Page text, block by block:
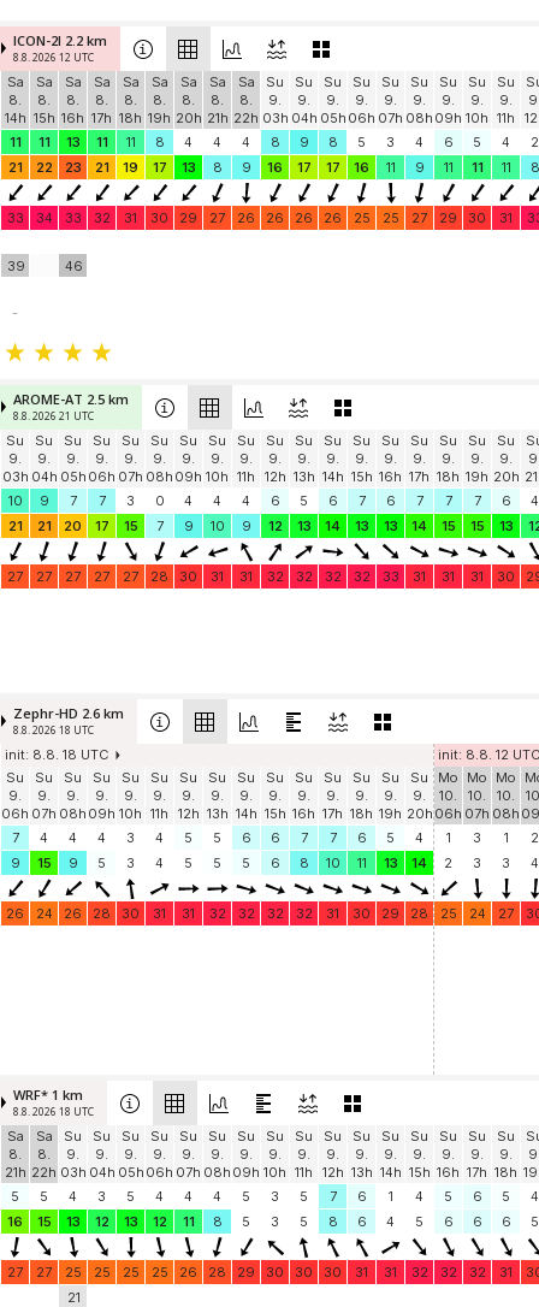
ICON-2I 2.2 km
8.8. 2026 12 UTC
Sa
8.
14h
Sa
8.
15h
Sa
8.
16h
Sa
8.
17h
Sa
8.
18h
Sa
8.
19h
Sa
8.
20h
Sa
8.
21h
Sa
8.
22h
Su
9.
03h
Su
9.
04h
Su
9.
05h
Su
9.
06h
Su
9.
07h
Su
9.
08h
Su
9.
09h
Su
9.
10h
Su
9.
11h
11
11 13 11 11 8 4 4 4 8 9 8 5 3 4 6 5 4
2
21
22 23 21 19 17 13 8 9 16 17 17 16 11 9 11 11 11 8
33 34 33 32 31 30 29 27 26 26 26 26 25 25 27 29 30 31
39 46
-
AROME-AT 2.5 km
8.8. 2026 21 UTC
Su
9.
03h
Su
9.
04h
Su
9.
05h
Su
9.
06h
Su
9.
07h
Su
9.
08h
Su
9.
09h
Su
9.
10h
Su
9.
11h
Su
9.
12h
Su
9.
13h
Su
9.
14h
Su
9.
15h
Su
9.
16h
Su
9.
17h
Su
9.
18h
Su
9.
19h
Su
9.
20h
10
9 7 7 3 0 4 4 4 6 5 6 7 6 7 7 7 6
4
21
21 20 17 15 7 9 10 9 12 13 14 13 13 14 15 15 13
27 27 27 27 27 28 30 31 31 32 32 32 32 33 31 31 31 30
Zephr-HD 2.6 km
8.8. 2026 18 UTC
init: 8.8. 18 UTC
init: 8.8. 12 UTC
Su
9.
06h
Su
9.
07h
Su
9.
08h
Su
9.
09h
Su
9.
10h
Su
9.
11h
Su
9.
12h
Su
9.
13h
Su
9.
14h
Su
9.
15h
Su
9.
16h
Su
9.
17h
Su
9.
18h
Su
9.
19h
Su
9.
20h
Mo
10.
06h
Mo
10.
07h
Mo
10.
08h
7
4 4 4 3 4 5 5 6 6 7 7 6 5 4 1 3 1
2
9
15 9 5 3 4 5 5 5 6 8 10 11 13 14 2 3 3 4
26 24 26 28 30 31 31 32 32 32 32 31 30 29 28 25 24 27
WRF* 1 km
8.8. 2026 18 UTC
Sa
8.
21h
Sa
8.
22h
Su
9.
03h
Su
9.
04h
Su
9.
05h
Su
9.
06h
Su
9.
07h
Su
9.
08h
Su
9.
09h
Su
9.
10h
Su
9.
11h
Su
9.
12h
Su
9.
13h
Su
9.
14h
Su
9.
15h
Su
9.
16h
Su
9.
17h
Su
9.
18h
5
5 4 3 5 4 4 4 5 3 5 7 6 1 4 5 6 5
4
16
15 13 12 13 12 11 8 5 3 5 8 6 4 5 6 6 6 5
27 27 25 25 25 25 26 28 29 30 30 30 31 31 32 32 32 31
21